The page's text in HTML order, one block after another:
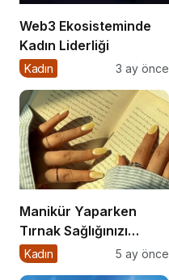
Web3 Ekosisteminde
Kadın Liderliği
Kadın 3 ay önce
Manikür Yaparken
Tırnak Sağlığınızı
Korumak İçin Asla
Kadın 5 ay önce